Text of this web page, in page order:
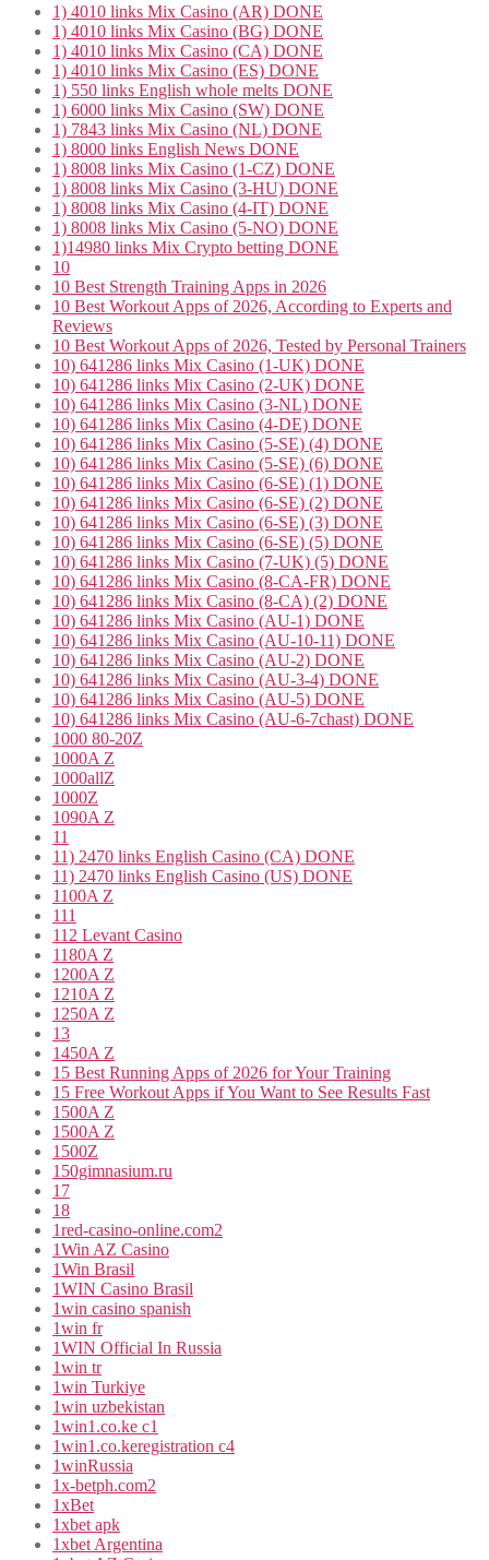
1) 4010 links Mix Casino (AR) DONE
1) 4010 links Mix Casino (BG) DONE
1) 4010 links Mix Casino (CA) DONE
1) 4010 links Mix Casino (ES) DONE
1) 550 links English whole melts DONE
1) 6000 links Mix Casino (SW) DONE
1) 7843 links Mix Casino (NL) DONE
1) 8000 links English News DONE
1) 8008 links Mix Casino (1-CZ) DONE
1) 8008 links Mix Casino (3-HU) DONE
1) 8008 links Mix Casino (4-IT) DONE
1) 8008 links Mix Casino (5-NO) DONE
1)14980 links Mix Crypto betting DONE
10
10 Best Strength Training Apps in 2026
10 Best Workout Apps of 2026, According to Experts and
Reviews
10 Best Workout Apps of 2026, Tested by Personal Trainers
10) 641286 links Mix Casino (1-UK) DONE
10) 641286 links Mix Casino (2-UK) DONE
10) 641286 links Mix Casino (3-NL) DONE
10) 641286 links Mix Casino (4-DE) DONE
10) 641286 links Mix Casino (5-SE) (4) DONE
10) 641286 links Mix Casino (5-SE) (6) DONE
10) 641286 links Mix Casino (6-SE) (1) DONE
10) 641286 links Mix Casino (6-SE) (2) DONE
10) 641286 links Mix Casino (6-SE) (3) DONE
10) 641286 links Mix Casino (6-SE) (5) DONE
10) 641286 links Mix Casino (7-UK) (5) DONE
10) 641286 links Mix Casino (8-CA-FR) DONE
10) 641286 links Mix Casino (8-CA) (2) DONE
10) 641286 links Mix Casino (AU-1) DONE
10) 641286 links Mix Casino (AU-10-11) DONE
10) 641286 links Mix Casino (AU-2) DONE
10) 641286 links Mix Casino (AU-3-4) DONE
10) 641286 links Mix Casino (AU-5) DONE
10) 641286 links Mix Casino (AU-6-7chast) DONE
1000 80-20Z
1000A Z
1000allZ
1000Z
1090A Z
11
11) 2470 links English Casino (CA) DONE
11) 2470 links English Casino (US) DONE
1100A Z
111
112 Levant Casino
1180A Z
1200A Z
1210A Z
1250A Z
13
1450A Z
15 Best Running Apps of 2026 for Your Training
15 Free Workout Apps if You Want to See Results Fast
1500A Z
1500A Z
1500Z
150gimnasium.ru
17
18
1red-casino-online.com2
1Win AZ Casino
1Win Brasil
1WIN Casino Brasil
1win casino spanish
1win fr
1WIN Official In Russia
1win tr
1win Turkiye
1win uzbekistan
1win1.co.ke c1
1win1.co.keregistration c4
1winRussia
1x-betph.com2
1xBet
1xbet apk
1xbet Argentina